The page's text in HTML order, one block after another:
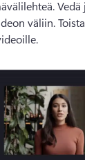
väliin.